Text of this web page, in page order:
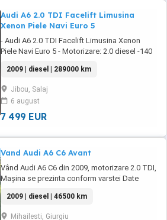
Audi A6 2.0 TDI Facelift Limusina
Xenon Piele Navi Euro 5
- Audi A6 2.0 TDI Facelift Limusina Xenon
Piele Navi Euro 5 - Motorizare: 2.0 diesel -140
viteze manuală, 6+1 viteze - Norma poluare :
Euro 5 LA 280.000 KM A FOST SCHIMBATA
DISTRIBUTIA SI SCHIMBUL DE ULEI SI
FILTRE ! - Stopuri LED - Dublu Climatronic ...
2009 | diesel | 289000 km
Jibou, Salaj
6 august
7 499 EUR
Vand Audi A6 C6 Avant
Vând Audi A6 C6 din 2009, motorizare 2.0 TDI,
Mașina se prezinta conform varstei Date
automată (multitronic) Tracțiune: față
Kilometraj: 465000 km reali An fabricație: 2009
2009 | diesel | 46500 km
Mihailesti, Giurgiu